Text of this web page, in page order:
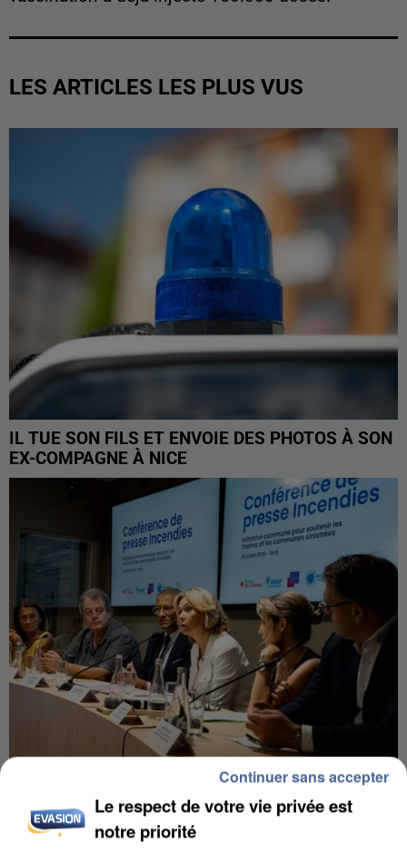
LES ARTICLES LES PLUS VUS
IL TUE SON FILS ET ENVOIE DES PHOTOS À SON
EX-COMPAGNE À NICE
INCENDIES : L’ÎLE-DE-FRANCE LANCE UN ÉLAN
DE SOLIDARITÉ AVEC LES...
Le respect de votre vie privée est
notre priorité
Continuer sans accepter